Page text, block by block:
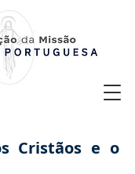
Cristãos e o